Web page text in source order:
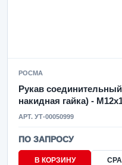
РОСМА
Рукав
накидная гайка) -
АРТ. УТ-00050999
ПО ЗАПРОСУ
В КОРЗИНУ